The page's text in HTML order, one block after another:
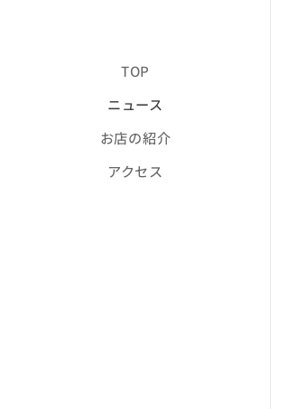
TOP
ニュース
お店の紹介
アクセス